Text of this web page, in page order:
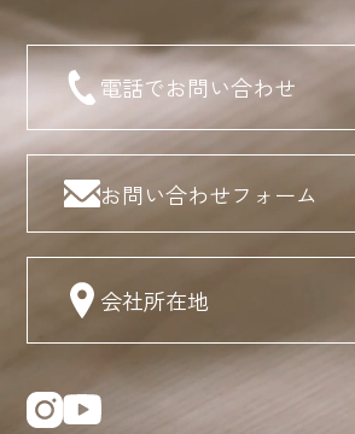
電話でお問い合わせ
お問い合わせフォーム
会社所在地